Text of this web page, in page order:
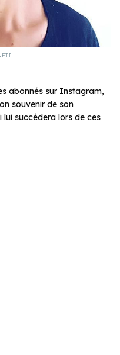
–
abonnés sur Instagram,
souvenir de son
succédera lors de ces